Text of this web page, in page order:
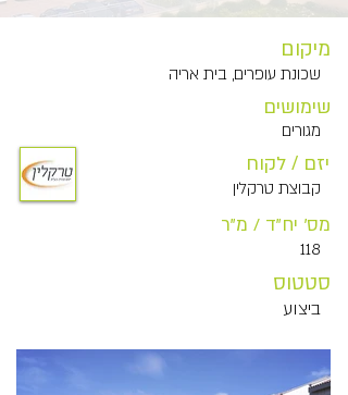
מיקום
שכונת עופרים, בית אריה
מגורים
שימושים
קבוצת טרקלין
יזם / לקוח
118
מס' יח"ד / מ"ר
ביצוע
סטטוס